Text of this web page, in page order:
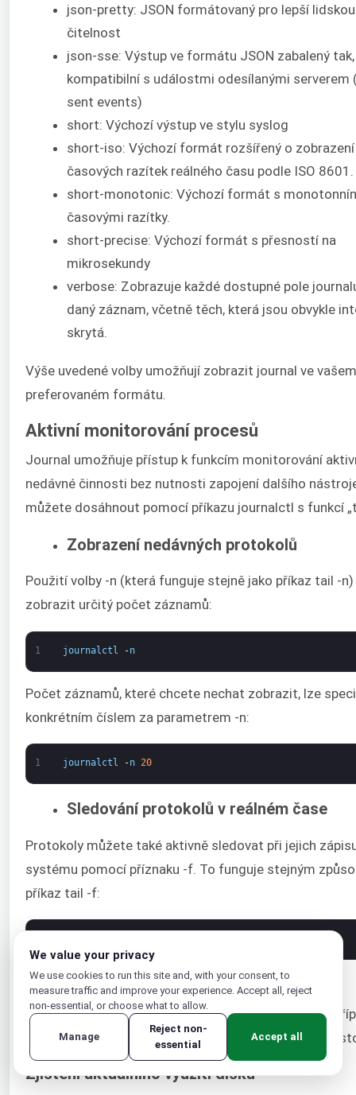
json-pretty: JSON formátovaný pro lepší lidskou
čitelnost
json-sse: Výstup ve formátu JSON zabalený tak,
kompatibilní s událostmi odesílanými serverem
sent events)
short: Výchozí výstup ve stylu syslog
short-iso: Výchozí formát rozšířený o zobrazení
časových razítek reálného času podle ISO 8601.
short-monotonic: Výchozí formát s
časovými razítky.
short-precise: Výchozí formát s přesností na
mikrosekundy
verbose: Zobrazuje každé dostupné pole
daný záznam, včetně těch, která jsou obvykle
skrytá.
Výše uvedené volby umožňují zobrazit journal ve vašem
preferovaném formátu.
Aktivní monitorování procesů
Journal umožňuje přístup k funkcím monitorování
nedávné činnosti bez nutnosti zapojení dalšího
můžete dosáhnout pomocí příkazu journalctl s funkcí
Zobrazení nedávných protokolů
Použití volby -n (která funguje stejně jako příkaz tail -
zobrazit určitý počet záznamů:
1 journalctl -n
Počet záznamů, které chcete nechat zobrazit, lze
konkrétním číslem za parametrem -n:
1 journalctl -n 20
Sledování protokolů v reálném čase
Protokoly můžete také aktivně sledovat při jejich
systému pomocí příznaku -f. To funguje stejným
příkaz tail -f:
Údržba journalu
Protokoly zabírají místo. Stojí za to se tím zabývat,
promazat některé starší protokoly, abyste uvolnili
Zjištění aktuálního využití disku
We value your privacy
We use cookies to run this site and, with your consent, to
measure traffic and improve your experience. Accept all, reject
non-essential, or choose what to allow.
Manage
Reject non-
essential
Accept all